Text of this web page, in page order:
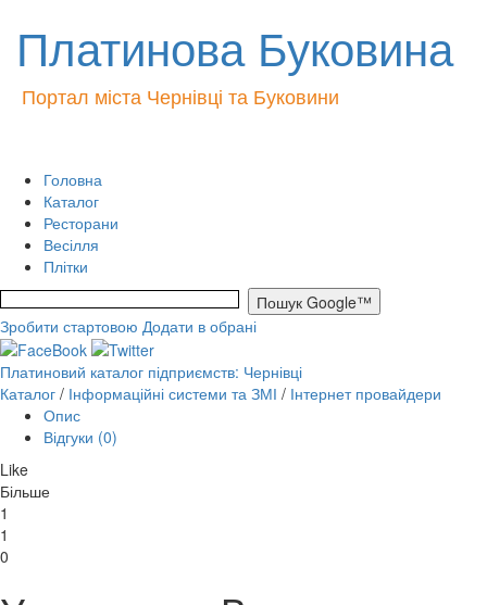
Платинова Буковина
Портал міста Чернівці та Буковини
Головна
Каталог
Ресторани
Весілля
Плітки
Зробити стартовою Додати в обрані
Платиновий каталог підприємств: Чернівці
Каталог / Інформаційні системи та ЗМІ / Інтернет провайдери
Опис
Відгуки (0)
Like
Більше
1
1
0